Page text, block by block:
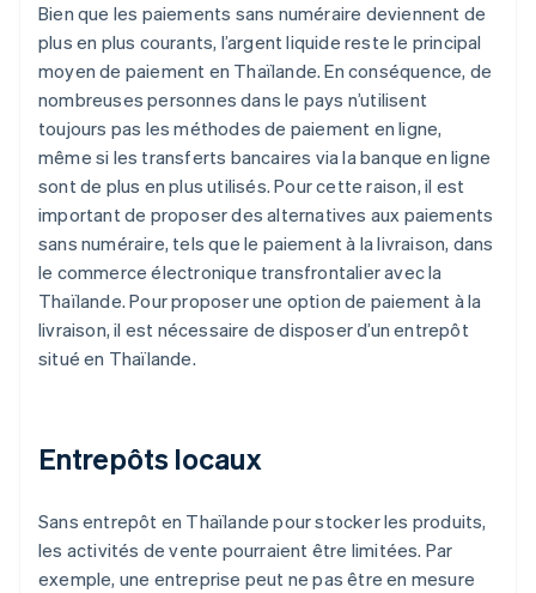
Bien que les paiements sans numéraire deviennent de
plus en plus courants, l’argent liquide reste le principal
moyen de paiement en Thaïlande. En conséquence, de
nombreuses personnes dans le pays n’utilisent
toujours pas les méthodes de paiement en ligne,
même si les transferts bancaires via la banque en ligne
sont de plus en plus utilisés. Pour cette raison, il est
important de proposer des alternatives aux paiements
sans numéraire, tels que le paiement à la livraison, dans
le commerce électronique transfrontalier avec la
Thaïlande. Pour proposer une option de paiement à la
livraison, il est nécessaire de disposer d’un entrepôt
situé en Thaïlande.
Entrepôts locaux
Sans entrepôt en Thaïlande pour stocker les produits,
les activités de vente pourraient être limitées. Par
exemple, une entreprise peut ne pas être en mesure